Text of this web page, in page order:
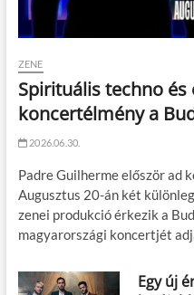
ZENE
Spirituális techno
koncertélmény a
2026.06.30.
Padre Guilherme először ad
Augusztus 20-án két
zenei produkció érkezik a
magyarországi koncertjét
Egy új